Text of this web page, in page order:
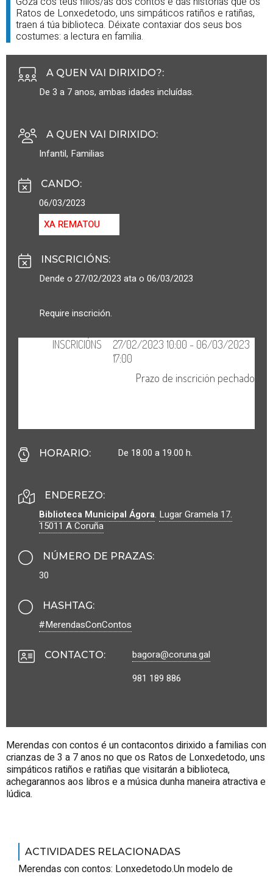
Ratos de Lonxedetodo, uns simpáticos ratiños e ratiñas,
traen á túa biblioteca. Déixate contaxiar dos seus bos
costumes: a lectura en familia.
A QUEN VAI DIRIXIDO?:
De 3 a 7 anos, ambas idades incluídas.
A QUEN VAI DIRIXIDO:
Infantil, Familias
CANDO:
06/03/2023
XA REMATOU
INSCRICIÓNS:
Dende o 27/02/2023 ata o 06/03/2023
Require inscrición.
HORARIO: De 18.00 a 19.00 h.
ENDEREZO:
Biblioteca Municipal Ágora. Lugar Gramela 17.
15011A Coruña
NÚMERO DE PRAZAS:
30
HASHTAG:
#MerendasConContos
CONTACTO:
bagora@coruna.gal
981 189 886
Merendas con contos é un contacontos dirixido a familias con
crianzas de 3 a 7 anos no que os Ratos de Lonxedetodo, uns
simpáticos ratiños e ratiñas que visitarán a biblioteca,
achegarannos aos libros e a música dunha maneira atractiva e
lúdica.
ACTIVIDADES RELACIONADAS
Merendas con contos: Lonxedetodo.Un modelo de